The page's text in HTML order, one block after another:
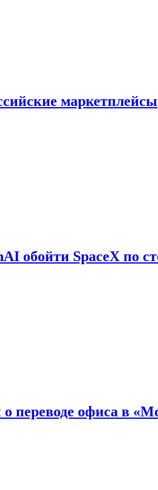
маркетплейсы
обойти SpaceX по
переводе офиса в